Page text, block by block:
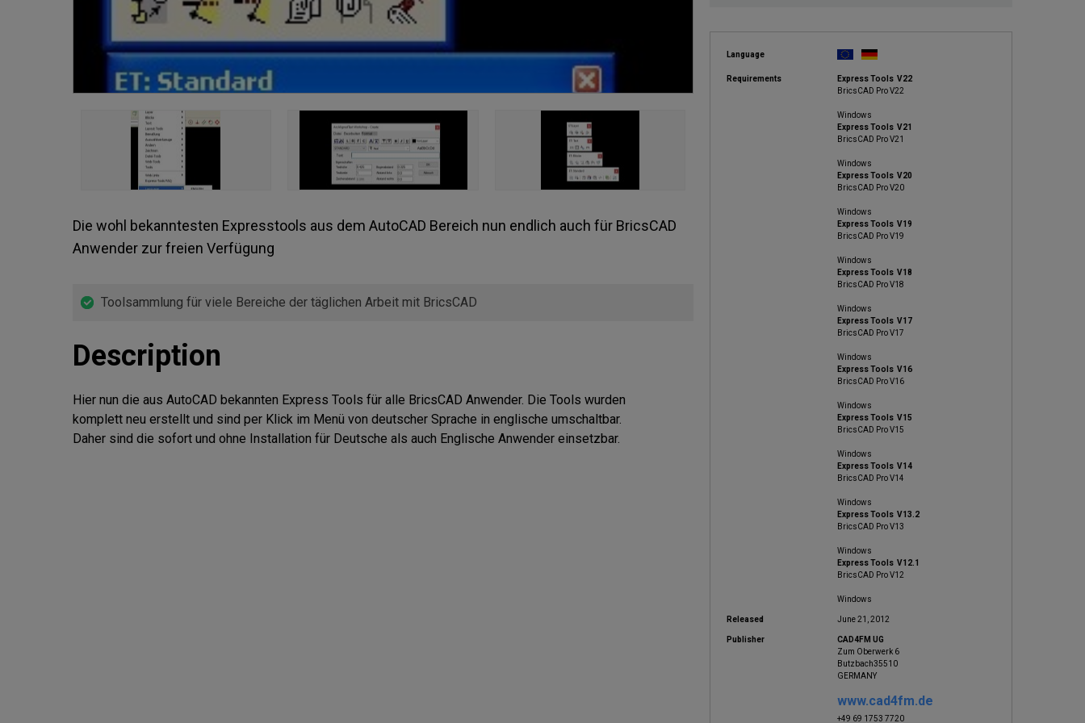
Die wohl bekanntesten Expresstools aus dem AutoCAD Bereich nun endlich auch für BricsCAD
Anwender zur freien Verfügung
Toolsammlung für viele Bereiche der täglichen Arbeit mit BricsCAD
Description
Hier nun die aus AutoCAD bekannten Express Tools für alle BricsCAD Anwender. Die Tools wurden
komplett neu erstellt und sind per Klick im Menü von deutscher Sprache in englische umschaltbar.
Daher sind die sofort und ohne Installation für Deutsche als auch Englische Anwender einsetzbar.
Language
Requirements
Express Tools V22
BricsCAD Pro V22
Windows
Express Tools V21
BricsCAD Pro V21
Windows
Express Tools V20
BricsCAD Pro V20
Windows
Express Tools V19
BricsCAD Pro V19
Windows
Express Tools V18
BricsCAD Pro V18
Windows
Express Tools V17
BricsCAD Pro V17
Windows
Express Tools V16
BricsCAD Pro V16
Windows
Express Tools V15
BricsCAD Pro V15
Windows
Express Tools V14
BricsCAD Pro V14
Windows
Express Tools V13.2
BricsCAD Pro V13
Windows
Express Tools V12.1
BricsCAD Pro V12
Windows
Released June 21, 2012
Publisher
CAD4FM UG
Zum Oberwerk 6
Butzbach35510
GERMANY
www.cad4fm.de
+49 69 1753 7720